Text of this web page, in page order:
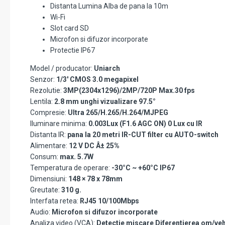
Distanta Lumina Alba de pana la 10m
Wi-Fi
Slot card SD
Microfon si difuzor incorporate
Protectie IP67
Model / producator: Uniarch
Senzor: 1/3' CMOS 3.0 megapixel
Rezolutie: 3MP(2304x1296)/2MP/720P Max.30 fps
Lentila: 2.8 mm unghi vizualizare 97.5°
Compresie: Ultra 265/H.265/H.264/MJPEG
Iluminare minima: 0.003Lux (F1.6 AGC ON) 0 Lux cu IR
Distanta IR: pana la 20 metri IR-CUT filter cu AUTO-switch
Alimentare: 12 V DC Â± 25%
Consum: max. 5.7W
Temperatura de operare: -30°C ~ +60°C IP67
Dimensiuni: 148 × 78 x 78mm
Greutate: 310 g.
Interfata retea: RJ45 10/100Mbps
Audio: Microfon si difuzor incorporate
Analiza video (VCA): Detectie miscare Diferentierea om/